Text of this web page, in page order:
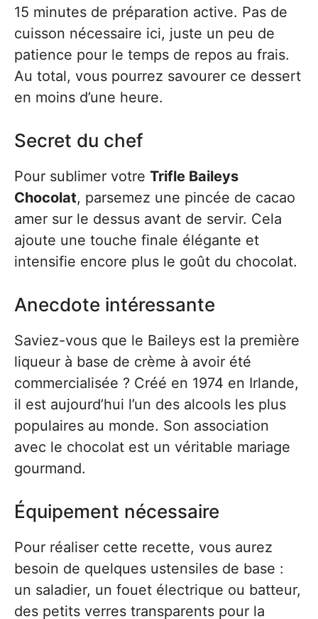
15 minutes de préparation active. Pas de
cuisson nécessaire ici, juste un peu de
patience pour le temps de repos au frais.
Au total, vous pourrez savourer ce dessert
en moins d’une heure.
Secret du chef
Pour sublimer votre Trifle Baileys
Chocolat, parsemez une pincée de cacao
amer sur le dessus avant de servir. Cela
ajoute une touche finale élégante et
intensifie encore plus le goût du chocolat.
Anecdote intéressante
Saviez-vous que le Baileys est la première
liqueur à base de crème à avoir été
commercialisée ? Créé en 1974 en Irlande,
il est aujourd’hui l’un des alcools les plus
populaires au monde. Son association
avec le chocolat est un véritable mariage
gourmand.
Équipement nécessaire
Pour réaliser cette recette, vous aurez
besoin de quelques ustensiles de base :
un saladier, un fouet électrique ou batteur,
des petits verres transparents pour la